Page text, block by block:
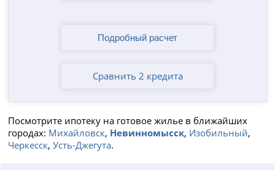
Сравнить 2 кредита
Посмотрите ипотеку на готовое жилье в ближайших
городах: Михайловск, Невинномысск, Изобильный,
Черкесск,Усть-Джегута.